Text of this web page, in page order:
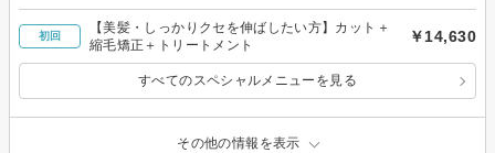
初回
【美髪・しっかりクセを伸ばしたい方】カット＋
縮毛矯正＋トリートメント
￥14,630
すべてのスペシャルメニューを見る
その他の情報を表示